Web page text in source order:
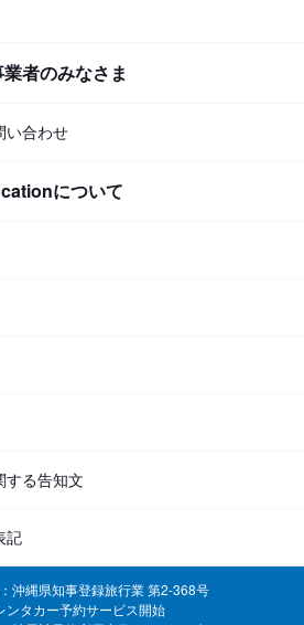
者のみなさま
い合わせ
について
する告知文
記
沖縄県知事登録旅行業 第2-368号
ンタカー予約サービス開始